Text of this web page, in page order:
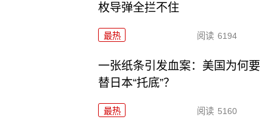
枚导弹全拦不住
最热 阅读 6194
一张纸条引发血案：美国为何要
替日本“托底”？
最热 阅读 5160